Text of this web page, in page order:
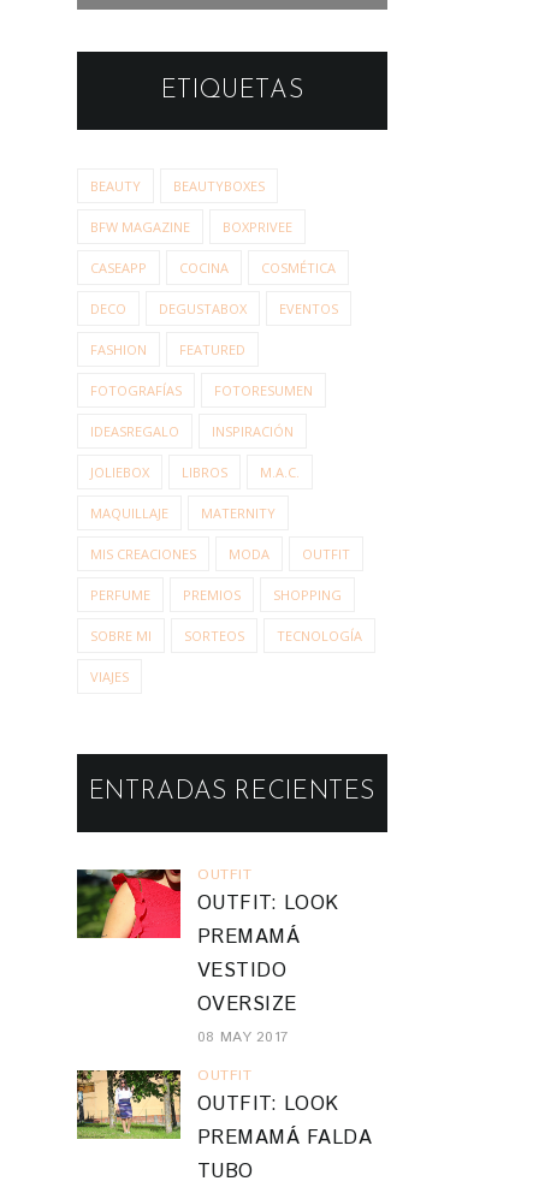
ETIQUETAS
BEAUTY BEAUTYBOXES
BFW MAGAZINE BOXPRIVEE
CASEAPP COCINA COSMÉTICA
DECO DEGUSTABOX EVENTOS
FASHION FEATURED
FOTOGRAFÍAS FOTORESUMEN
IDEASREGALO INSPIRACIÓN
JOLIEBOX LIBROS M.A.C.
MAQUILLAJE MATERNITY
MIS CREACIONES MODA OUTFIT
PERFUME PREMIOS SHOPPING
SOBRE MI SORTEOS TECNOLOGÍA
VIAJES
ENTRADAS RECIENTES
OUTFIT
OUTFIT: LOOK
PREMAMÁ
VESTIDO
OVERSIZE
08 MAY 2017
OUTFIT
OUTFIT: LOOK
PREMAMÁ FALDA
TUBO